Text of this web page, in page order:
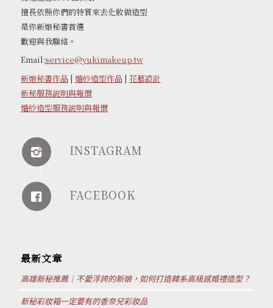
擅長依照你們的特質來去化妝做造型
是你新娘秘書首選
歡迎與我聯絡。
Email:service@yukimakeup.tw
新娘秘書作品| 婚紗造型作品| 花藝設計
新秘服務說明與報價
婚紗造型服務說明與報價
INSTAGRAM
FACEBOOK
最新文章
高雄新秘推薦｜不愛浮誇的新娘，如何打造韓系高級感婚禮造型？
新秘彩妝箱一定要有的香奈兒彩妝品